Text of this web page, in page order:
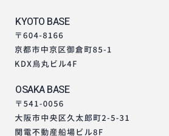
KYOTO BASE
OSAKA BASE